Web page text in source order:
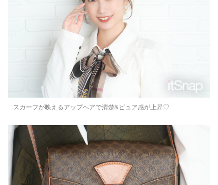
スカーフが映えるアップヘアで清楚&ピュア感が上昇♡